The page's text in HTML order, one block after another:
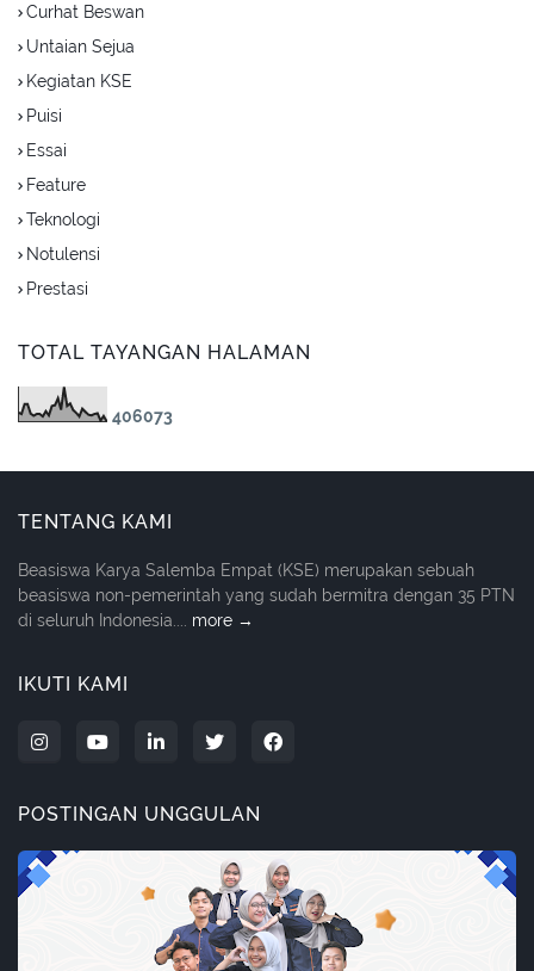
Curhat Beswan
Untaian Sejua
Kegiatan KSE
Puisi
Essai
Feature
Teknologi
Notulensi
Prestasi
TOTAL TAYANGAN HALAMAN
406073
TENTANG KAMI
Beasiswa Karya Salemba Empat (KSE) merupakan sebuah
beasiswa non-pemerintah yang sudah bermitra dengan 35 PTN
di seluruh Indonesia.... more →
IKUTI KAMI
POSTINGAN UNGGULAN